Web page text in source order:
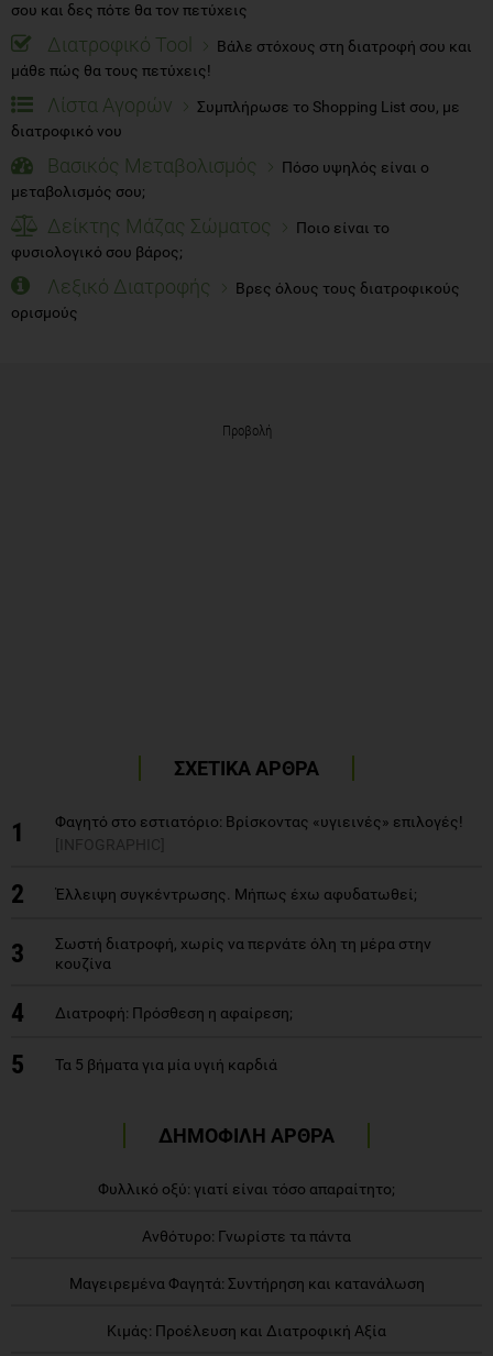
σου και δες πότε θα τον πετύχεις
Διατροφικό Tool
Βάλε στόχους στη διατροφή σου και
μάθε πώς θα τους πετύχεις!
Λίστα Αγορών
Συμπλήρωσε το Shopping List σου, με
διατροφικό νου
Βασικός Μεταβολισμός
Πόσο υψηλός είναι ο
μεταβολισμός σου;
Δείκτης Μάζας Σώματος
Ποιο είναι το
φυσιολογικό σου βάρος;
Λεξικό Διατροφής
Βρες όλους τους διατροφικούς
ορισμούς
Προβολή
ΣΧΕΤΙΚΑ ΑΡΘΡΑ
1
Φαγητό στο εστιατόριο: Βρίσκοντας «υγιεινές» επιλογές!
[INFOGRAPHIC]
2 Έλλειψη συγκέντρωσης. Μήπως έχω αφυδατωθεί;
3
Σωστή διατροφή, χωρίς να περνάτε όλη τη μέρα στην
κουζίνα
4 Διατροφή: Πρόσθεση η αφαίρεση;
5 Τα 5 βήματα για μία υγιή καρδιά
ΔΗΜΟΦΙΛΗ ΑΡΘΡΑ
Φυλλικό οξύ: γιατί είναι τόσο απαραίτητο;
Ανθότυρο: Γνωρίστε τα πάντα
Μαγειρεμένα Φαγητά: Συντήρηση και κατανάλωση
Κιμάς: Προέλευση και Διατροφική Αξία